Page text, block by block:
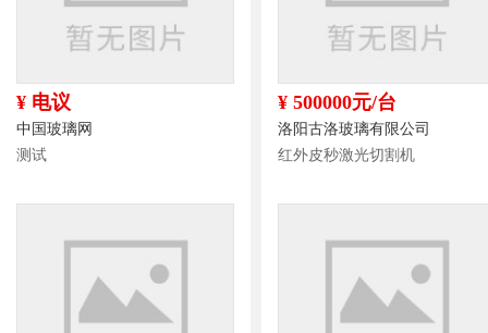
¥ 电议
中国玻璃网
测试
¥ 500000元/台
洛阳古洛玻璃有限公司
红外皮秒激光切割机